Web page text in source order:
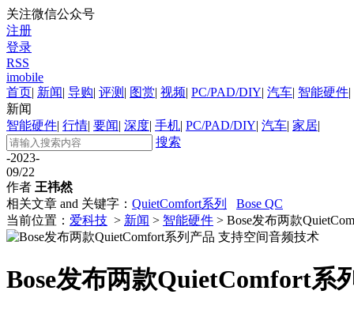
关注微信公众号
注册
登录
RSS
imobile
首页| 新闻| 导购| 评测 | 图赏| 视频| PC/PAD/DIY| 汽车| 智能硬件|
新闻
智能硬件| 行情| 要闻| 深度| 手机| PC/PAD/DIY| 汽车| 家居|
搜索
-2023-
09/22
作者 王祎然
相关文章 and 关键字： QuietComfort系列
Bose QC
当前位置： 爱科技 > 新闻 > 智能硬件 > Bose发布两款
Bose发布两款QuietComfort系